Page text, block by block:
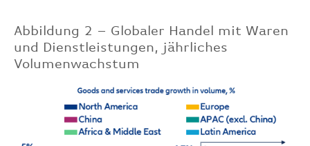
Abbildung 2 – Globaler Handel mit Waren
und Dienstleistungen, jährliches
Volumenwachstum